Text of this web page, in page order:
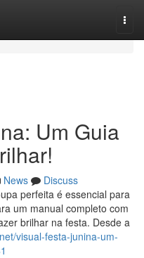
Um Guia
News
Discuss
perfeita é essencial para
um manual completo com
brilhar na festa. Desde a
visual-festa-junina-um-